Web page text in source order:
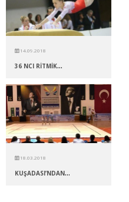
14.09.2018
36 NCI RİTMİK...
18.03.2018
KUŞADASI’NDAN...